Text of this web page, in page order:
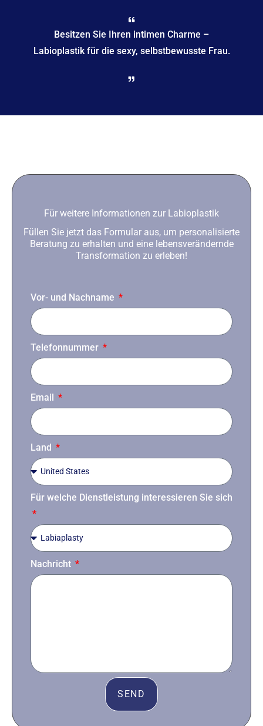
Besitzen Sie Ihren intimen Charme –
Labioplastik für die sexy, selbstbewusste Frau.
Für weitere Informationen zur Labioplastik
Füllen Sie jetzt das Formular aus, um personalisierte
Beratung zu erhalten und eine lebensverändernde
Transformation zu erleben!
Vor- und Nachname
Telefonnummer
Email
Land
Für welche Dienstleistung interessieren Sie sich
Nachricht
SEND